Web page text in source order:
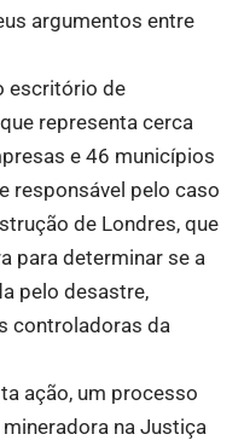
argumentos entre
escritório de
representa cerca
e 46 municípios
responsável pelo caso
de Londres, que
para determinar se a
pelo desastre,
controladoras da
ação, um processo
na Justiça